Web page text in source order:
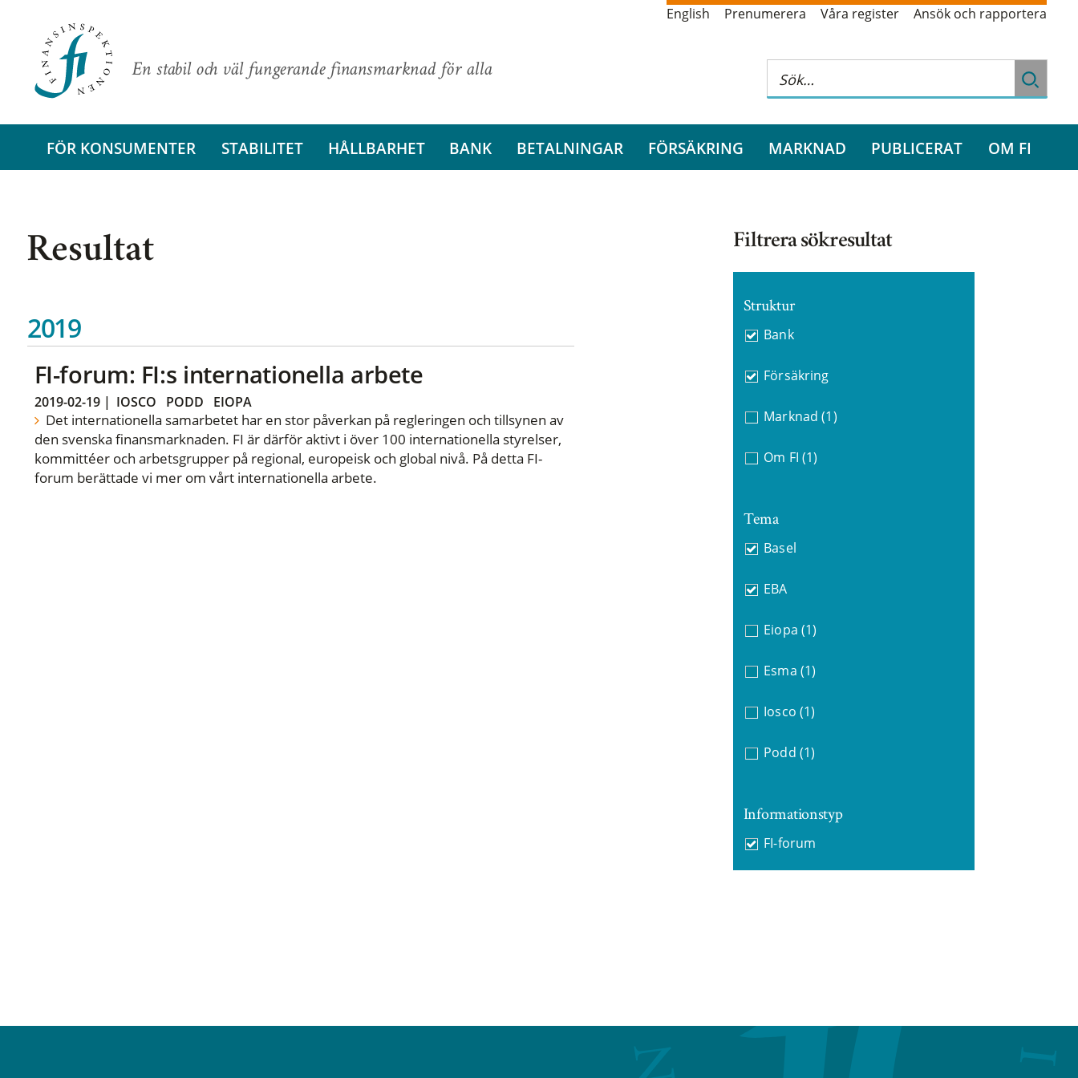
En stabil och väl fungerande finansmarknad för alla
English Prenumerera Våra register Ansök och rapportera
FÖR KONSUMENTER STABILITET HÅLLBARHET BANK BETALNINGAR FÖRSÄKRING MARKNAD PUBLICERAT OM FI
Resultat
2019
FI-forum: FI:s internationella arbete
2019-02-19| IOSCO PODD EIOPA
Det internationella samarbetet har en stor påverkan på regleringen och tillsynen av
den svenska finansmarknaden. FI är därför aktivt i över 100 internationella styrelser,
kommittéer och arbetsgrupper på regional, europeisk och global nivå. På detta FI-
forum berättade vi mer om vårt internationella arbete.
Filtrera sökresultat
Struktur
Bank
Försäkring
Marknad (1)
Om FI (1)
Tema
Basel
EBA
Eiopa (1)
Esma (1)
Iosco (1)
Podd (1)
Informationstyp
FI-forum